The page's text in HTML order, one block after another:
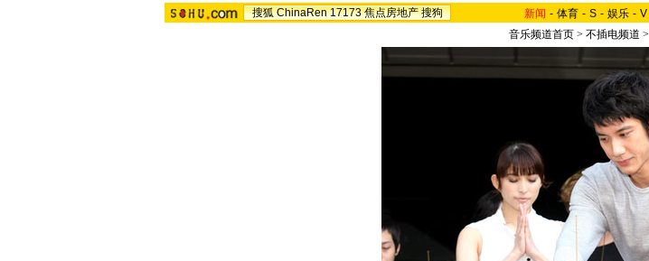
搜狐 ChinaRen 17173 焦点房地产 搜狗 新闻 - 体育 - S - 娱乐 - V
音乐频道首页 > 不插电频道 >